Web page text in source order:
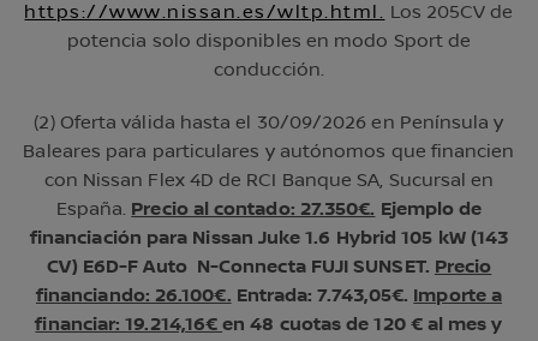
https://www.nissan.es/wltp.html. Los 205CV de
potencia solo disponibles en modo Sport de
conducción.
(2) Oferta válida hasta el 30/09/2026 en Península y
Baleares para particulares y autónomos que financien
con Nissan Flex 4D de RCI Banque SA, Sucursal en
España. Precio al contado: 27.350€. Ejemplo de
financiación para Nissan Juke 1.6 Hybrid 105 kW (143
CV) E6D-F Auto N-Connecta FUJI SUNSET. Precio
financiando: 26.100€. Entrada: 7.743,05€. Importe a
financiar: 19.214,16€en 48 cuotas de 120 € al mes y